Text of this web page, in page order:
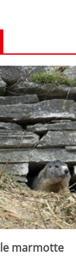
marmotte